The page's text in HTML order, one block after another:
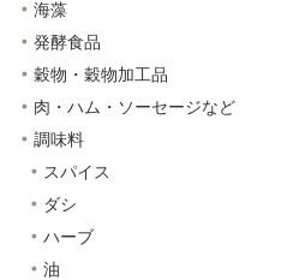
海藻
発酵食品
穀物・穀物加工品
肉・ハム・ソーセージなど
調味料
スパイス
ダシ
ハーブ
油